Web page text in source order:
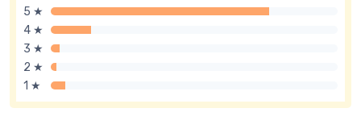
5 ★
4 ★
3 ★
2 ★
1 ★